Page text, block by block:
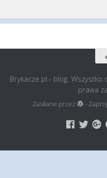
Brykacze.pl - blog.
prawa
Zasilane przez -